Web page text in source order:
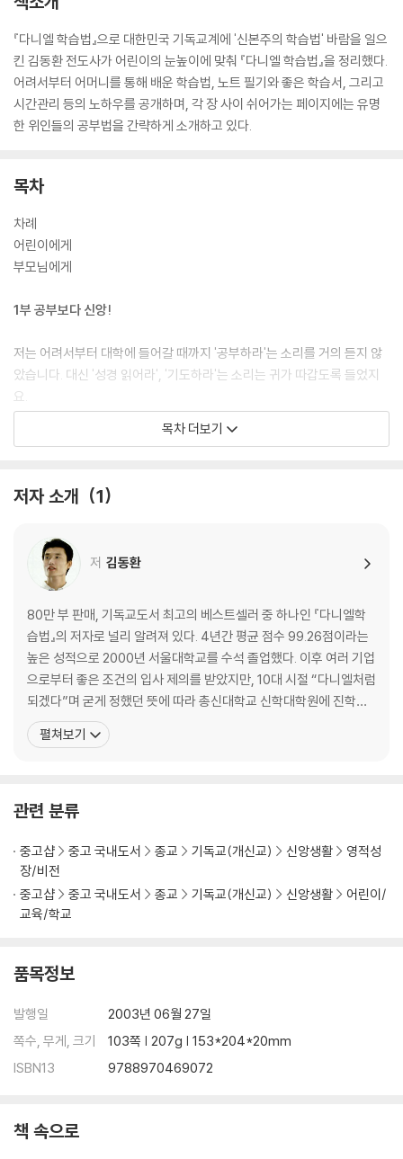
『다니엘 학습법』으로 대한민국 기독교계에 '신본주의 학습법' 바람을 일으
킨 김동환 전도사가 어린이의 눈높이에 맞춰 『다니엘 학습법』을 정리했다.
어려서부터 어머니를 통해 배운 학습법, 노트 필기와 좋은 학습서, 그리고
시간관리 등의 노하우를 공개하며, 각 장 사이 쉬어가는 페이지에는 유명
한 위인들의 공부법을 간략하게 소개하고 있다.
목차
차례
어린이에게
부모님에게
1부 공부보다 신앙!
저는 어려서부터 대학에 들어갈 때까지 '공부하라'는 소리를 거의 듣지 않
았습니다. 대신 '성경 읽어라', '기도하라'는 소리는 귀가 따갑도록 들었지
요.
1장 나의 어린 시절
을 사랑하며, 하나님을 위해 살도록 만들어졌으니까요.
3장 수업은 예배다
4장 세상 사람보다 더 열심히!
5장 무엇이든 철저하게!
6장 공부보다 중요한 것
7장 스카이스쿨 공부방
3부 여러분은 이렇게 공부하세요
철저한 성경일기와 신앙훈련을 바탕으로 효과적인 시간관리를 해서 초등
9장 어린이 다니엘 학습 십계명
목차 더보기
저자 소개 1
저 김동환
80만 부 판매, 기독교도서 최고의 베스트셀러 중 하나인 『다니엘학
습법』의 저자로 널리 알려져 있다. 4년간 평균 점수 99.26점이라는
높은 성적으로 2000년 서울대학교를 수석 졸업했다. 이후 여러 기업
으로부터 좋은 조건의 입사 제의를 받았지만, 10대 시절 “다니엘처럼
되겠다”며 굳게 정했던 뜻에 따라 총신대학교 신학대학원에 진학했
으며, 서울대학교 교육학과 박사과정을 수료했다. 퇴행성 디스크라
는 병을 가진 채 기도와 인내로 하나님을 의지하여 성실하게 공부했
펼쳐보기
관련 분류
중고샵 중고 국내도서 종교 기독교(개신교) 신앙생활
영적성
장/비전
중고샵
중고 국내도서 종교 기독교(개신교) 신앙생활
어린이/
교육/학교
품목정보
발행일
2003년 06월 27일
쪽수, 무게, 크기
103쪽 | 207g | 153*204*20mm
ISBN13
9788970469072
책 속으로